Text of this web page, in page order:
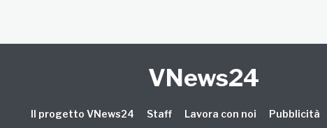
VNews24
Il progetto VNews24 Staff Lavora con noi Pubblicità